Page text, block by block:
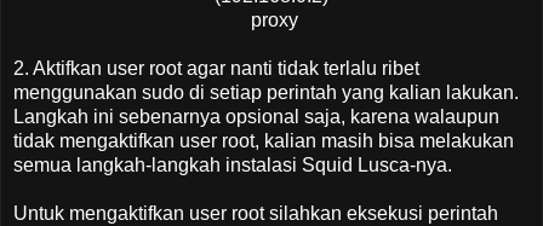
proxy
2. Aktifkan user root agar nanti tidak terlalu ribet
menggunakan sudo di setiap perintah yang kalian lakukan.
Langkah ini sebenarnya opsional saja, karena walaupun
tidak mengaktifkan user root, kalian masih bisa melakukan
semua langkah-langkah instalasi Squid Lusca-nya.
Untuk mengaktifkan user root silahkan eksekusi perintah